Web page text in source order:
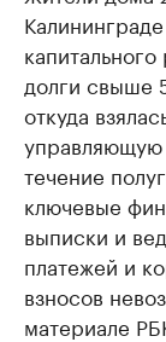
Калининграде
долги свыше
откуда
течение
ключевые
выписки и
платежей и
взносов
материале